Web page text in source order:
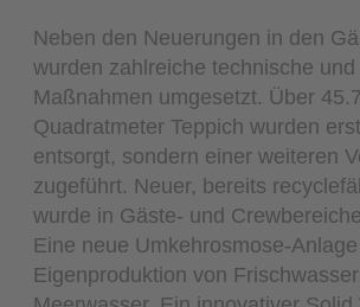
Neben den Neuerungen in den
wurden zahlreiche technische
Maßnahmen umgesetzt. Über
Quadratmeter Teppich wurden
entsorgt, sondern einer weiteren
zugeführt. Neuer, bereits
wurde in Gäste- und
Eine neue Umkehrosmose-
Eigenproduktion von